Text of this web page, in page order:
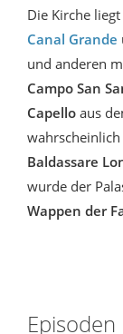
Die Kirche
Canal Grande
und anderen
Campo San
Capello aus
Baldassare
wurde der
Wappen der
Episoden